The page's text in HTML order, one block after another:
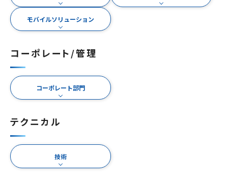
モバイルソリューション
コーポレート/管理
コーポレート部門
テクニカル
技術